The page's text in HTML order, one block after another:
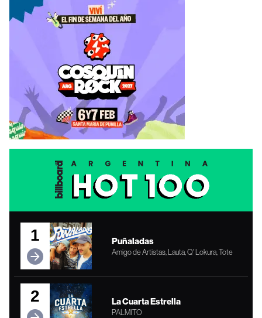
1 Puñaladas
Amigo de Artistas, Lauta, Q' Lokura, Tote
2 La Cuarta Estrella
PALMITO